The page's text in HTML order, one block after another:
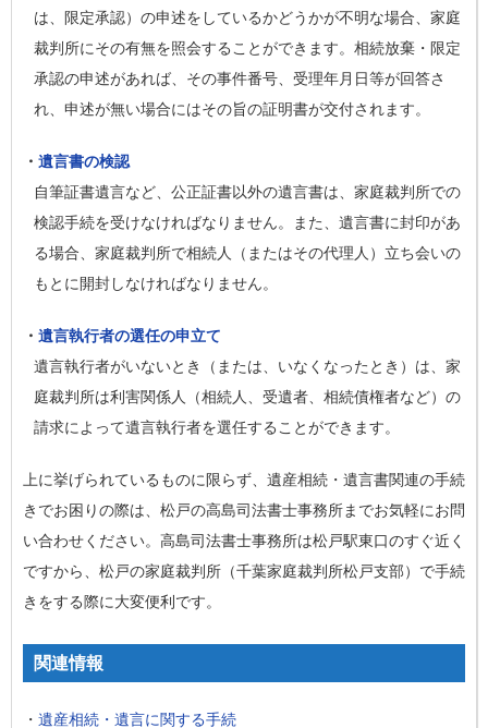
は、限定承認）の申述をしているかどうかが不明な場合、家庭
裁判所にその有無を照会することができます。相続放棄・限定
承認の申述があれば、その事件番号、受理年月日等が回答さ
れ、申述が無い場合にはその旨の証明書が交付されます。
・ 遺言書の検認
自筆証書遺言など、公正証書以外の遺言書は、家庭裁判所での
検認手続を受けなければなりません。また、遺言書に封印があ
る場合、家庭裁判所で相続人（またはその代理人）立ち会いの
もとに開封しなければなりません。
・ 遺言執行者の選任の申立て
遺言執行者がいないとき（または、いなくなったとき）は、家
庭裁判所は利害関係人（相続人、受遺者、相続債権者など）の
請求によって遺言執行者を選任することができます。
上に挙げられているものに限らず、遺産相続・遺言書関連の手続
きでお困りの際は、松戸の高島司法書士事務所までお気軽にお問
い合わせください。高島司法書士事務所は松戸駅東口のすぐ近く
ですから、松戸の家庭裁判所（千葉家庭裁判所松戸支部）で手続
きをする際に大変便利です。
関連情報
・ 遺産相続・遺言に関する手続